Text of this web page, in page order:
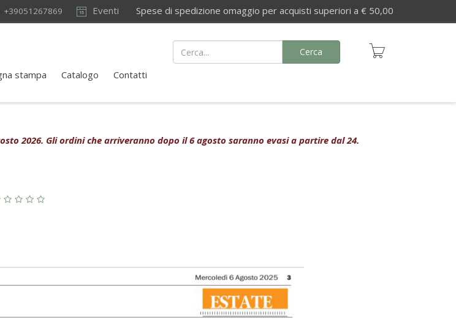
Eventi Spese di spedizione omaggio per acquisti superiori a € 50,00
+39051267869
stampa Catalogo Contatti
Cerca
2026. Gli ordini che arriveranno dopo il 6 agosto saranno evasi a partire dal 24.